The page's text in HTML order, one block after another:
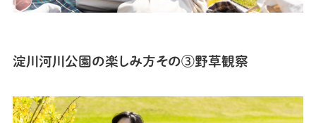
淀川河川公園の楽しみ方その③野草観察